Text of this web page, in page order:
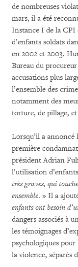
de nombreuses
mars, il a été
Instance I de la
d’enfants soldats
en 2002 et 2003.
Bureau du
accusations plus
l’ensemble des
notamment des
torture, de pillage, et
Lorsqu’il a
première
président Adrian
l’utilisation
très graves, qui
ensemble. » Il a
enfants ont besoin
dangers associés à
les témoignages
psychologiques
la violence, séparés